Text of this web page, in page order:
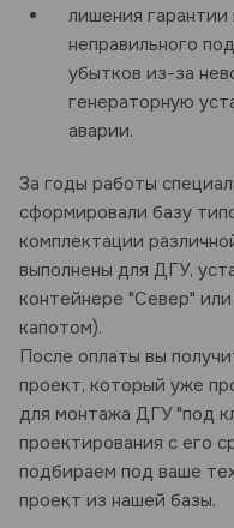
лишения
неправильного
убытков из-за
генераторную
аварии.
За годы работы
сформировали базу
комплектации
выполнены для ДГУ,
контейнере "Север"
капотом).
После оплаты вы
проект, который уже
для монтажа ДГУ "под
проектирования с его
подбираем под ваше
проект из нашей базы.